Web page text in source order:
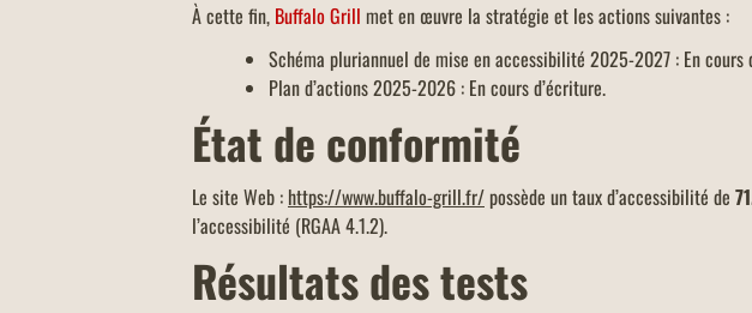
À cette fin, Buffalo Grill met en œuvre la stratégie et les actions suivantes :
Schéma pluriannuel de mise en accessibilité 2025-2027 : En cours
Plan d’actions 2025-2026 : En cours d’écriture.
État de conformité
Le site Web : https://www.buffalo-grill.fr/possède un taux d’accessibilité de
l’accessibilité (RGAA 4.1.2).
Résultats des tests